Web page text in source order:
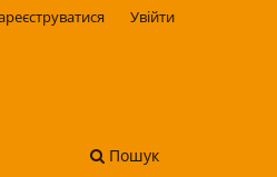
Пошук
Увійти